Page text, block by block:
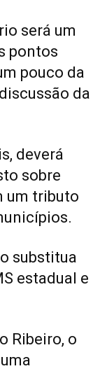
será um
pontos
pouco da
da
deverá
sobre
um tributo
substitua
estadual e
Ribeiro, o